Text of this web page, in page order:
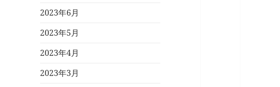
2023年6月
2023年5月
2023年4月
2023年3月